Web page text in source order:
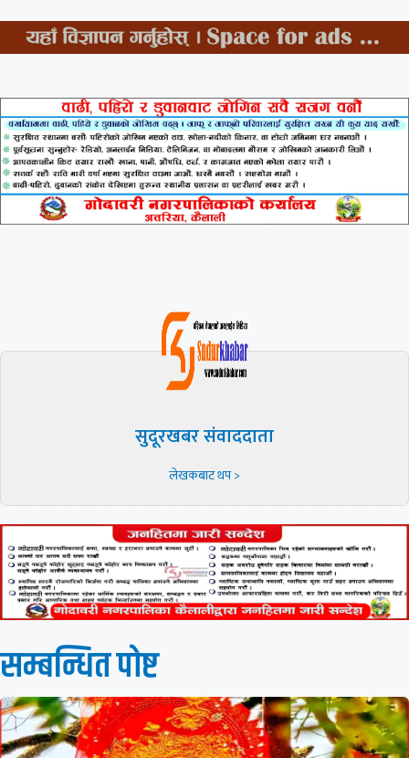
सुदूरखबर संवाददाता
लेखकबाट थप >
सम्बन्धित पाेष्ट